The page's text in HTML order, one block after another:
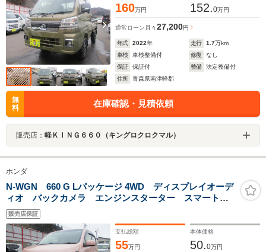
160万円 152.0万円
通常ローン 月々27,200円
年式 2022年 走行 1.7万km
車検
車検整備付 修復
なし
保証
保証付 整備
法定整備付
住所
青森県南津軽郡
無
料
在庫確認・見積依頼
販売店： 軽ＫＩＮＧ６６０（キングロクロクマル）
ホンダ
N-WGN 660 G Lパッケージ 4WD ディスプレイオーデ
ィオ バックカメラ エンジンスターター スマートキ
ー シートヒーター オートリトラミラー ディスチャ
ージヘッドライト
販売店保証
支払総額
55万円
本体価格
50.0万円